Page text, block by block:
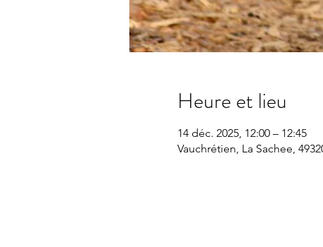
Heure et lieu
14 déc. 2025, 12:00 – 12:45
Vauchrétien, La Sachee,